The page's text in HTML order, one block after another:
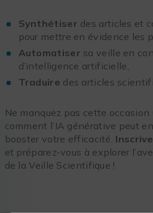
Synthétiser des articles et
pour mettre en évidence les
Automatiser sa veille en
d’intelligence artificielle,
Traduire des articles
Ne manquez pas cette occasion
comment l’IA générative peut
booster votre efficacité.
et préparez-vous à explorer
de la Veille Scientifique !